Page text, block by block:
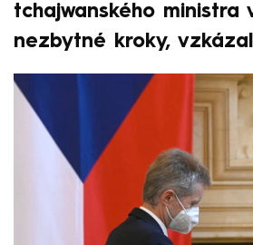
tchajwanského ministra
nezbytné kroky,